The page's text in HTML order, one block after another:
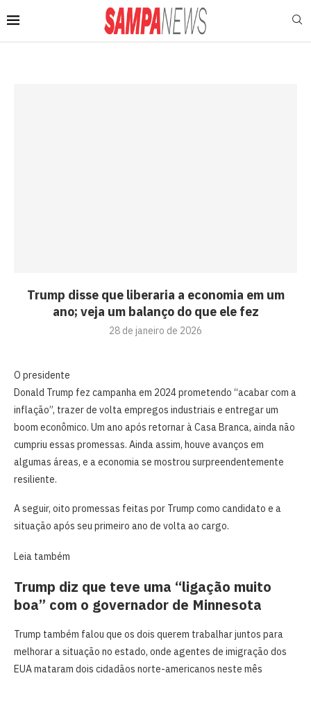
Trump disse que liberaria a economia em um
ano; veja um balanço do que ele fez
28 de janeiro de 2026
O presidente
Donald Trump fez campanha em 2024 prometendo “acabar com a
inflação”, trazer de volta empregos industriais e entregar um
boom econômico. Um ano após retornar à Casa Branca, ainda não
cumpriu essas promessas. Ainda assim, houve avanços em
algumas áreas, e a economia se mostrou surpreendentemente
resiliente.
A seguir, oito promessas feitas por Trump como candidato e a
situação após seu primeiro ano de volta ao cargo.
Leia também
Trump diz que teve uma “ligação muito
boa” com o governador de Minnesota
Trump também falou que os dois querem trabalhar juntos para
melhorar a situação ‌no estado, onde agentes de ​imigração dos
EUA mataram dois cidadãos norte-americanos neste mês